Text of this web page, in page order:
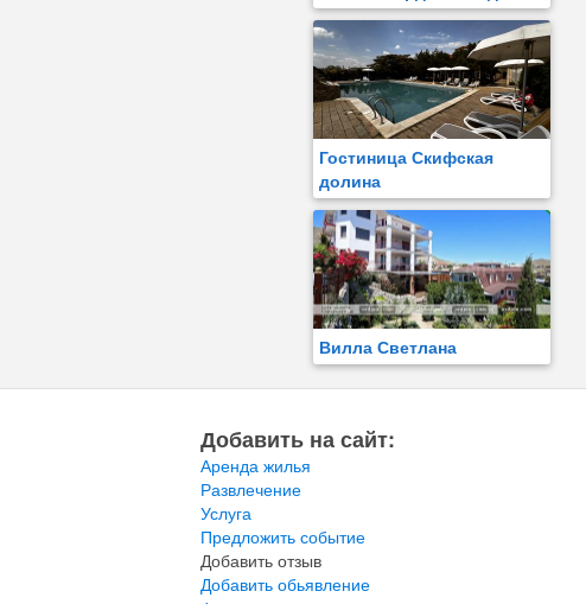
Гостиница Скифская
долина
Вилла Светлана
Добавить на сайт:
Аренда жилья
Развлечение
Услуга
Предложить событие
Добавить отзыв
Добавить обьявление